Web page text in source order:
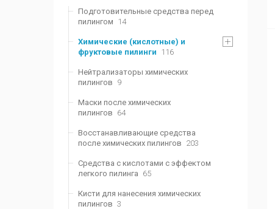
Подготовительные средства перед
пилингом 14
Химические (кислотные) и
фруктовые пилинги 116
Нейтрализаторы химических
пилингов 9
Маски после химических
пилингов 64
Восстанавливающие средства
после химических пилингов 203
Средства с кислотами с эффектом
легкого пилинга 65
Кисти для нанесения химических
пилингов 3